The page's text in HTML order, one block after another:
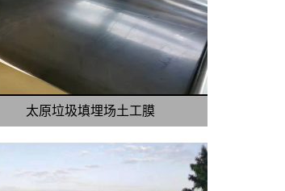
太原垃圾填埋场土工膜